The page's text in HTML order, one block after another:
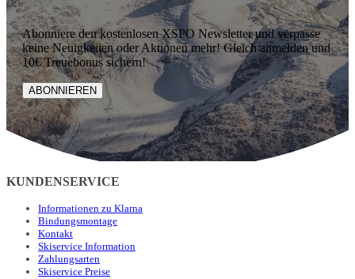
Abonniere den kostenlosen XSPO Newsletter und verpasse
keine Neuigkeiten oder Aktionen mehr! Gleich anmelden und
10€ Treuebonus sichern!
ABONNIEREN
KUNDENSERVICE
Informationen zu Klarna
Bindungsmontage
Kontakt
Skiservice Information
Zahlungsarten
Skiservice Preise